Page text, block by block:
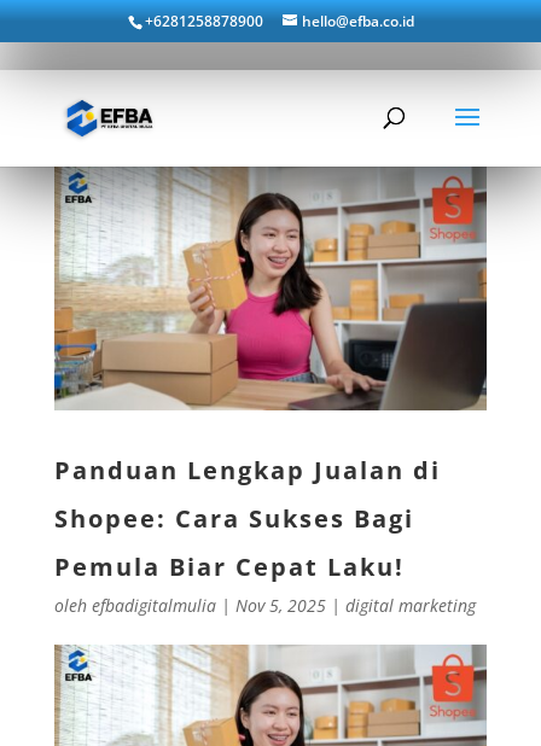
+6281258878900 hello@efba.co.id
Panduan Lengkap Jualan di
Shopee: Cara Sukses Bagi
Pemula Biar Cepat Laku!
oleh efbadigitalmulia| Nov 5, 2025| digital marketing